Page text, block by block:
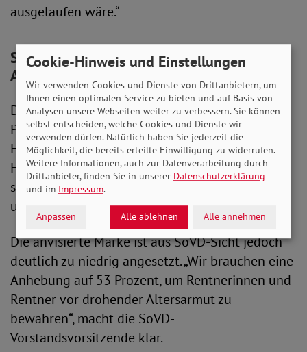
ausgelaufen wäre.“
Stabilisierung der Haltelinie verhindert ein
Abrutschen
Die Verfestigung des Rentenniveaus bei 48
Prozent sei ein erster, guter Schritt, so
Engelmeier weiter: „Ohne die Stabilisierung der
Haltelinie würden die Renten jährlich weniger
stark steigen. Schon 2027 wäre das Niveau
unterschritten worden.“
Die anvisierte Marke ist aus SoVD-Sicht jedoch
deutlich zu niedrig angesetzt. „Wir brauchen eine
Anhebung auf 53 Prozent, um Rentnerinnen und
Rentner vor drohender Altersarmut zu
bewahren“, macht die SoVD-
Vorstandsvorsitzende klar.
Cookie-Hinweis und Einstellungen
Wir verwenden Cookies und Dienste von Drittanbietern, um
Ihnen einen optimalen Service zu bieten und auf Basis von
Analysen unsere Webseiten weiter zu verbessern. Sie können
selbst entscheiden, welche Cookies und Dienste wir
verwenden dürfen. Natürlich haben Sie jederzeit die
Möglichkeit, die bereits erteilte Einwilligung zu widerrufen.
Weitere Informationen, auch zur Datenverarbeitung durch
Drittanbieter, finden Sie in unserer Datenschutzerklärung
und im Impressum.
Anpassen Alle ablehnen Alle annehmen